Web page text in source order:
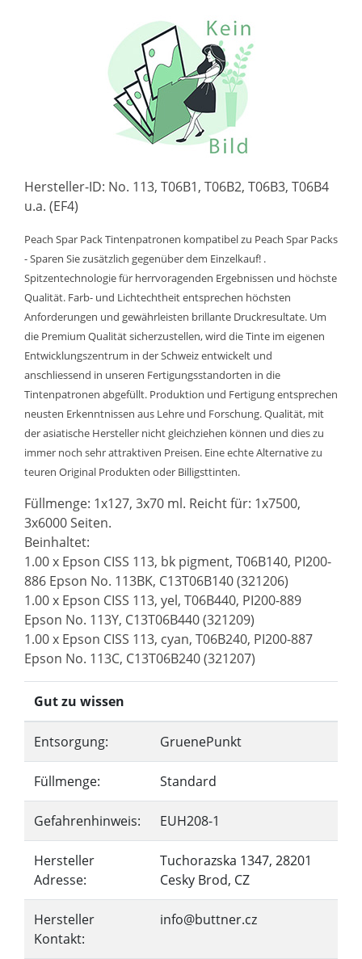
Hersteller-ID: No. 113, T06B1, T06B2, T06B3, T06B4
u.a. (EF4)
Peach Spar Pack Tintenpatronen kompatibel zu Peach Spar Packs
- Sparen Sie zusätzlich gegenüber dem Einzelkauf! .
Spitzentechnologie für herrvoragenden Ergebnissen und höchste
Qualität. Farb- und Lichtechtheit entsprechen höchsten
Anforderungen und gewährleisten brillante Druckresultate. Um
die Premium Qualität sicherzustellen, wird die Tinte im eigenen
Entwicklungszentrum in der Schweiz entwickelt und
anschliessend in unseren Fertigungsstandorten in die
Tintenpatronen abgefüllt. Produktion und Fertigung entsprechen
neusten Erkenntnissen aus Lehre und Forschung. Qualität, mit
der asiatische Hersteller nicht gleichziehen können und dies zu
immer noch sehr attraktiven Preisen. Eine echte Alternative zu
teuren Original Produkten oder Billigsttinten.
Füllmenge: 1x127, 3x70 ml. Reicht für: 1x7500,
3x6000 Seiten.
Beinhaltet:
1.00 x Epson CISS 113, bk pigment, T06B140, PI200-
886 Epson No. 113BK, C13T06B140 (321206)
1.00 x Epson CISS 113, yel, T06B440, PI200-889
Epson No. 113Y, C13T06B440 (321209)
1.00 x Epson CISS 113, cyan, T06B240, PI200-887
Epson No. 113C, C13T06B240 (321207)
Gut zu wissen
Entsorgung: GruenePunkt
Füllmenge: Standard
Gefahrenhinweis: EUH208-1
Hersteller
Adresse:
Tuchorazska 1347, 28201
Cesky Brod, CZ
Hersteller
Kontakt:
info@buttner.cz